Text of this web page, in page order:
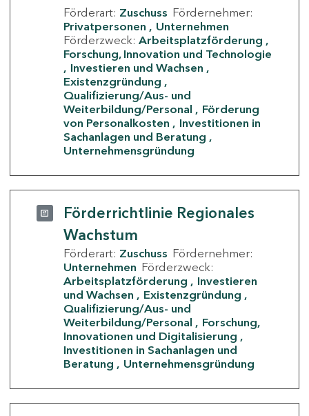
Förderart: Zuschuss Fördernehmer:
Privatpersonen
Unternehmen
Förderzweck: Arbeitsplatzförderung
Forschung, Innovation und Technologie
Investieren und Wachsen
Existenzgründung
Qualifizierung/Aus- und
Weiterbildung/Personal
Förderung
von Personalkosten
Investitionen in
Sachanlagen und Beratung
Unternehmensgründung
Förderrichtlinie Regionales
Wachstum
Förderart: Zuschuss Fördernehmer:
Unternehmen Förderzweck:
Arbeitsplatzförderung
Investieren
und Wachsen
Existenzgründung
Qualifizierung/Aus- und
Weiterbildung/Personal
Forschung,
Innovationen und Digitalisierung
Investitionen in Sachanlagen und
Beratung
Unternehmensgründung